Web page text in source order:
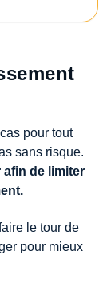
pour tout
sans risque.
de limiter
le tour de
pour mieux